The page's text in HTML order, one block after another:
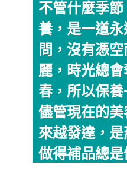
不管什麼季
養，是一道
問，沒有憑
麗，時光總
春，所以保養
儘管現在的
來越發達，
做得補品總是